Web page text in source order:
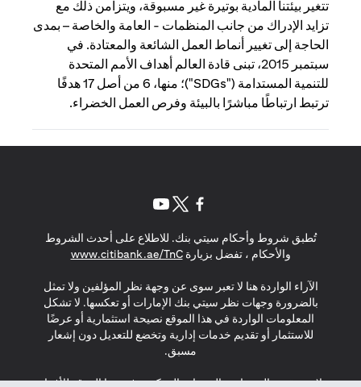
تتغير بيئتنا المادية بوتيرة غير مسبوقة، ويتزامن ذلك مع
تزايد الإدراك من جانب المنظمات - العامة والخاصة – بمدى
الحاجة إلى تغيير أنماط العمل الشائعة والمعتادة. في
سبتمبر 2015، تبنى قادة العالم أهداف الأمم المتحدة
للتنمية المستدامة ("SDGs")؛ منها، 6 من أصل 17 هدفًا
ترتبط ارتباطًا مباشرًا بالبيئة وفرص العمل الخضراء.
تُطبق شروط وأحكام سيتي بنك. للاطلاع على أحدث الشروط
والأحكام ، تفضل بزيارةwww.citibank.ae/TnC
(opens in a new tab)
الآراء الواردة هنا لا تعبر سوى عن وجهة نظر المؤلفين ولا تمثل
بالضرورة وجهات نظر سيتي بنك الإمارات أو تعكسها. لا تشكل
المعلومات الواردة في هذا الموقع نصيحة استثمارية أو عرضًا
للاستثمار أو تقديم خدمات إدارية وتخضع للتعديل دون إشعار
مسبق.
لا يتم تقديم المنتجات والخدمات المذكورة في هذا الموقع للأفراد